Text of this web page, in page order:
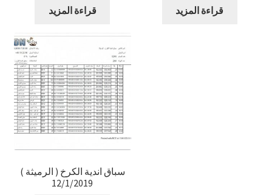
قراءة المزيد قراءة المزيد
سباق اندية الكرخ ( الرميثة )
12/1/2019